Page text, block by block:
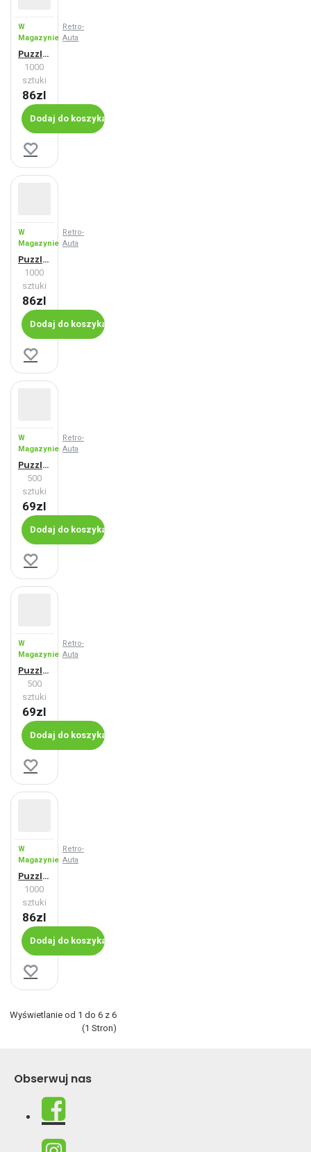
W
Magazynie
Retro-
Auta
Puzzle Fiat 600 D (1964)
1000
sztuki
86zl
Dodaj do koszyka
W
Magazynie
Retro-
Auta
Puzzle Fiat 600 D (1966)
1000
sztuki
86zl
Dodaj do koszyka
W
Magazynie
Retro-
Auta
Puzzle Fiat 600 D (1966)
500
sztuki
69zl
Dodaj do koszyka
W
Magazynie
Retro-
Auta
Puzzle Trabant 600 Kombi (1963)
500
sztuki
69zl
Dodaj do koszyka
W
Magazynie
Retro-
Auta
Puzzle Trabant 600 Kombi (1963)
1000
sztuki
86zl
Dodaj do koszyka
Wyświetlanie od 1 do 6 z 6
(1 Stron)
Obserwuj nas